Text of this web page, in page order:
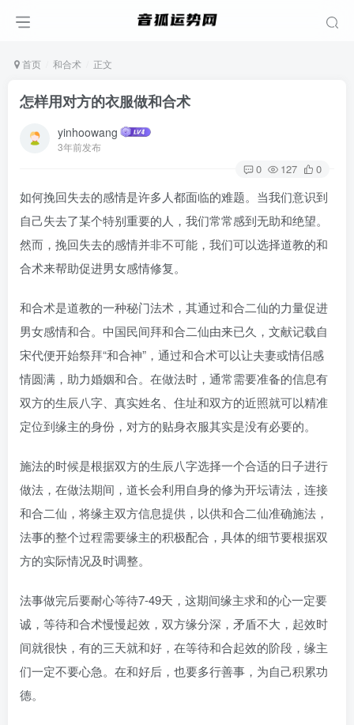
首页 和合术 正文
怎样用对方的衣服做和合术
yinhoowang
3年前发布
0 127 0
如何挽回失去的感情是许多人都面临的难题。当我们意识到
自己失去了某个特别重要的人，我们常常感到无助和绝望。
然而，挽回失去的感情并非不可能，我们可以选择道教的和
合术来帮助促进男女感情修复。
和合术是道教的一种秘门法术，其通过和合二仙的力量促进
男女感情和合。中国民间拜和合二仙由来已久，文献记载自
宋代便开始祭拜“和合神”，通过和合术可以让夫妻或情侣感
情圆满，助力婚姻和合。在做法时，通常需要准备的信息有
双方的生辰八字、真实姓名、住址和双方的近照就可以精准
定位到缘主的身份，对方的贴身衣服其实是没有必要的。
施法的时候是根据双方的生辰八字选择一个合适的日子进行
做法，在做法期间，道长会利用自身的修为开坛请法，连接
和合二仙，将缘主双方信息提供，以供和合二仙准确施法，
法事的整个过程需要缘主的积极配合，具体的细节要根据双
方的实际情况及时调整。
法事做完后要耐心等待7-49天，这期间缘主求和的心一定要
诚，等待和合术慢慢起效，双方缘分深，矛盾不大，起效时
间就很快，有的三天就和好，在等待和合起效的阶段，缘主
们一定不要心急。在和好后，也要多行善事，为自己积累功
德。